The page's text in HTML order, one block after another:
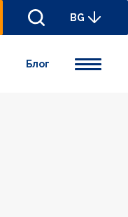
BG
Блог